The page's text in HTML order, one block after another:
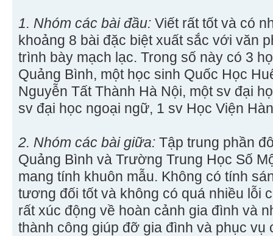
1. Nhóm các bài đầu: Viết rất tốt và có
khoảng 8 bài đặc biệt xuất sắc với văn
trình bày mạch lạc. Trong số này có 3
Quảng Bình, một học sinh Quốc Học
Nguyễn Tất Thành Hà Nội, một sv đại
sv đại học ngoại ngữ, 1 sv Học Viện
2. Nhóm các bài giữa: Tập trung phần
Quảng Bình và Trường Trung Học Số
mang tính khuôn mẫu. Không có tính
tương đối tốt và không có quá nhiều lỗi
rất xúc động về hoàn cảnh gia đình và
thành công giúp đỡ gia đình và phục vụ